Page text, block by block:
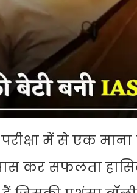
में से एक माना
पास कर सफलता